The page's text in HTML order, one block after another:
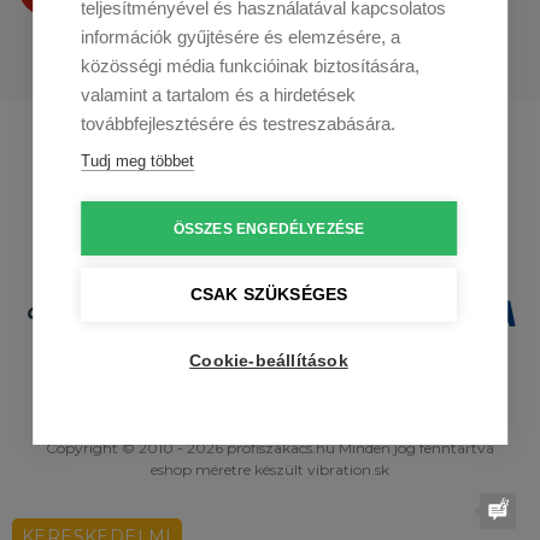
teljesítményével és használatával kapcsolatos
információk gyűjtésére és elemzésére, a
közösségi média funkcióinak biztosítására,
valamint a tartalom és a hirdetések
továbbfejlesztésére és testreszabására.
Tudj meg többet
ÖSSZES ENGEDÉLYEZÉSE
CSAK SZÜKSÉGES
Cookie-beállítások
Profikuchar.sk
Profikuchař.cz
Copyright © 2010 - 2026 profiszakacs.hu Minden jog fenntartva
eshop méretre készült vibration.sk